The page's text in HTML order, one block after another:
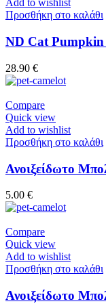
Add to wishlist
Προσθήκη στο καλάθι
ND Cat Pumpkin
28.90 €
Compare
Quick view
Add to wishlist
Προσθήκη στο καλάθι
Ανοιξείδωτο
5.00 €
Compare
Quick view
Add to wishlist
Προσθήκη στο καλάθι
Ανοιξείδωτο